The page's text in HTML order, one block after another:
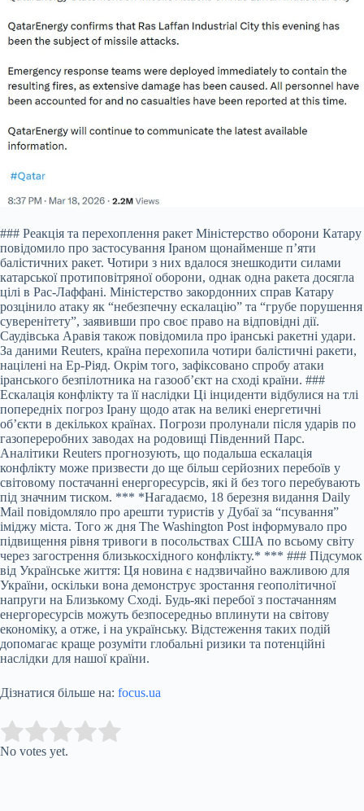
### Реакція та перехоплення ракет Міністерство оборони Катару
повідомило про застосування Іраном щонайменше п’яти
балістичних ракет. Чотири з них вдалося знешкодити силами
катарської протиповітряної оборони, однак одна ракета досягла
цілі в Рас-Лаффані. Міністерство закордонних справ Катару
розцінило атаку як “небезпечну ескалацію” та “грубе порушення
суверенітету”, заявивши про своє право на відповідні дії.
Саудівська Аравія також повідомила про іранські ракетні удари.
За даними Reuters, країна перехопила чотири балістичні ракети,
націлені на Ер-Ріяд. Окрім того, зафіксовано спробу атаки
іранського безпілотника на газооб’єкт на сході країни. ###
Ескалація конфлікту та її наслідки Ці інциденти відбулися на тлі
попередніх погроз Ірану щодо атак на великі енергетичні
об’єкти в декількох країнах. Погрози пролунали після ударів по
газопереробних заводах на родовищі Південний Парс.
Аналітики Reuters прогнозують, що подальша ескалація
конфлікту може призвести до ще більш серйозних перебоїв у
світовому постачанні енергоресурсів, які й без того перебувають
під значним тиском. *** *Нагадаємо, 18 березня видання Daily
Mail повідомляло про арешти туристів у Дубаї за “псування”
іміджу міста. Того ж дня The Washington Post інформувало про
підвищення рівня тривоги в посольствах США по всьому світу
через загострення близькосхідного конфлікту.* *** ### Підсумок
від Українське життя: Ця новина є надзвичайно важливою для
України, оскільки вона демонструє зростання геополітичної
напруги на Близькому Сході. Будь-які перебої з постачанням
енергоресурсів можуть безпосередньо вплинути на світову
економіку, а отже, і на українську. Відстеження таких подій
допомагає краще розуміти глобальні ризики та потенційні
наслідки для нашої країни.
Дізнатися більше на: focus.ua
Rate this item:
No votes yet.